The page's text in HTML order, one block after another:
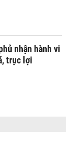
nhận hành vi
trục lợi